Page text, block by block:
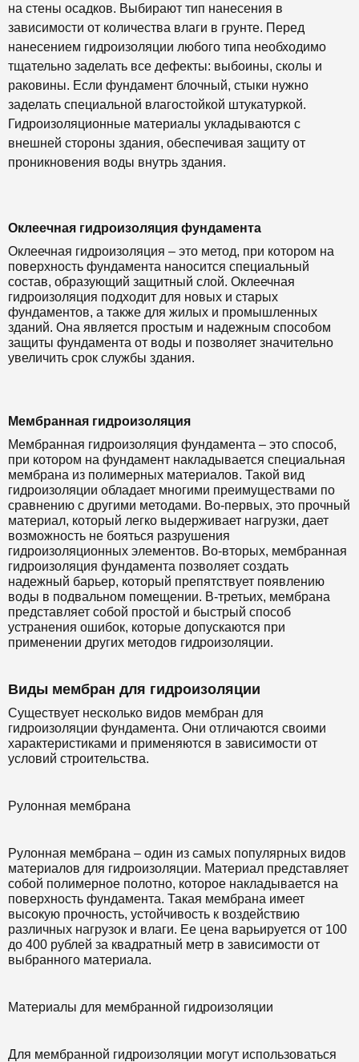
на стены осадков. Выбирают тип нанесения в
зависимости от количества влаги в грунте. Перед
нанесением гидроизоляции любого типа необходимо
тщательно заделать все дефекты: выбоины, сколы и
раковины. Если фундамент блочный, стыки нужно
заделать специальной влагостойкой штукатуркой.
Гидроизоляционные материалы укладываются с
внешней стороны здания, обеспечивая защиту от
проникновения воды внутрь здания.
Оклеечная гидроизоляция фундамента
Оклеечная гидроизоляция – это метод, при котором на
поверхность фундамента наносится специальный
состав, образующий защитный слой. Оклеечная
гидроизоляция подходит для новых и старых
фундаментов, а также для жилых и промышленных
зданий. Она является простым и надежным способом
защиты фундамента от воды и позволяет значительно
увеличить срок службы здания.
Мембранная гидроизоляция
Мембранная гидроизоляция фундамента – это способ,
при котором на фундамент накладывается специальная
мембрана из полимерных материалов. Такой вид
гидроизоляции обладает многими преимуществами по
сравнению с другими методами. Во-первых, это прочный
материал, который легко выдерживает нагрузки, дает
возможность не бояться разрушения
гидроизоляционных элементов. Во-вторых, мембранная
гидроизоляция фундамента позволяет создать
надежный барьер, который препятствует появлению
воды в подвальном помещении. В-третьих, мембрана
представляет собой простой и быстрый способ
устранения ошибок, которые допускаются при
применении других методов гидроизоляции.
Виды мембран для гидроизоляции
Существует несколько видов мембран для
гидроизоляции фундамента. Они отличаются своими
характеристиками и применяются в зависимости от
условий строительства.
Рулонная мембрана
Рулонная мембрана – один из самых популярных видов
материалов для гидроизоляции. Материал представляет
собой полимерное полотно, которое накладывается на
поверхность фундамента. Такая мембрана имеет
высокую прочность, устойчивость к воздействию
различных нагрузок и влаги. Ее цена варьируется от 100
до 400 рублей за квадратный метр в зависимости от
выбранного материала.
Материалы для мембранной гидроизоляции
Для мембранной гидроизоляции могут использоваться